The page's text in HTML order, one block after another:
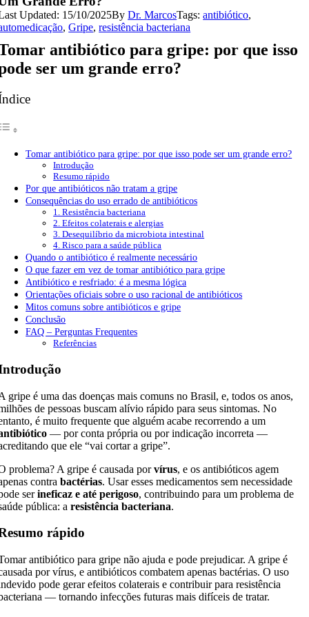
Updated: 15/10/2025ByDr. MarcosTags:antibiótico,
,Gripe,resistência bacteriana
antibiótico para gripe: por que isso
ser um grande erro?
Tomar antibiótico para gripe: por que isso pode ser um grande erro?
Introdução
Resumo rápido
Por que antibióticos não tratam a gripe
Consequências do uso errado de antibióticos
1. Resistência bacteriana
2. Efeitos colaterais e alergias
3. Desequilíbrio da microbiota intestinal
4. Risco para a saúde pública
Quando o antibiótico é realmente necessário
O que fazer em vez de tomar antibiótico para gripe
Antibiótico e resfriado: é a mesma lógica
Orientações oficiais sobre o uso racional de antibióticos
Mitos comuns sobre antibióticos e gripe
Conclusão
FAQ – Perguntas Frequentes
Referências
gripe é uma das doenças mais comuns no Brasil, e, todos os anos,
de pessoas buscam alívio rápido para seus sintomas. No
é muito frequente que alguém acabe recorrendo a um
— por conta própria ou por indicação incorreta —
que ele “vai cortar a gripe”.
problema? A gripe é causada porvírus, e os antibióticos agem
contrabactérias. Usar esses medicamentos sem necessidade
serineficaz e até perigoso, contribuindo para um problema de
pública: aresistência bacteriana.
rápido
antibiótico para gripe não ajuda e pode prejudicar. A gripe é
por vírus, e antibióticos combatem apenas bactérias. O uso
pode gerar efeitos colaterais e contribuir para resistência
— tornando infecções futuras mais difíceis de tratar.